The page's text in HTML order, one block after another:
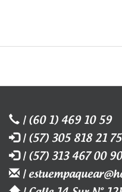
| (60 1) 469 10 59
| (57) 305 818 21 75
| (57) 313 467 00 90
|